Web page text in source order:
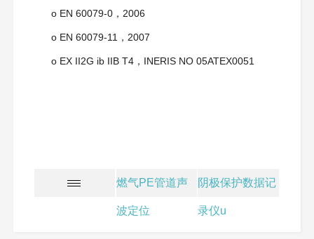
o EN 60079-0，2006
o EN 60079-11，2007
o EX II2G ib IIB T4，INERIS NO 05ATEX0051
燃气PE管道声
波定位
阴极保护数据记
录仪u